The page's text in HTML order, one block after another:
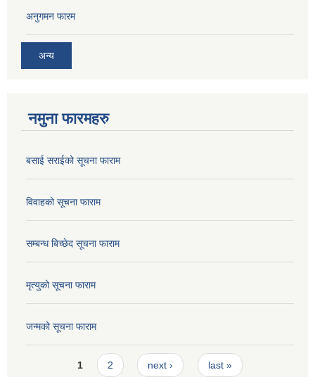
अनुगमन फारम
अन्य
नमुना फारमहरु
बसाई सराईको सूचना फाराम
विवाहको सूचना फाराम
सम्बन्ध बिच्छेद सूचना फाराम
मृत्युको सूचना फाराम
जन्मको सूचना फाराम
Pages1 2 next › last »